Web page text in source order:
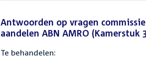
Antwoorden op vragen
aandelen ABN AMRO (Kamerstuk
Te behandelen: